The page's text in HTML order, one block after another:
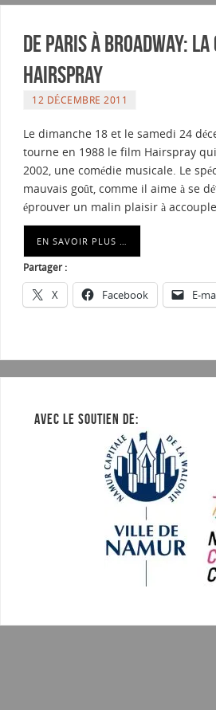
De Paris à Broadway:
Hairspray
12 DÉCEMBRE 2011
Le dimanche 18 et le samedi 24
tourne en 1988 le film Hairspray
2002, une comédie musicale. Le
mauvais goût, comme il aime à se
éprouver un malin plaisir à
EN SAVOIR PLUS …
Partager :
X Facebook E-
AVEC LE SOUTIEN DE: